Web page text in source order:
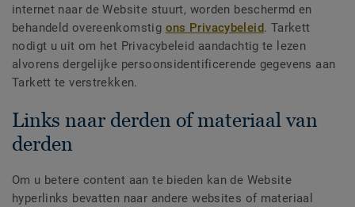
internet naar de Website stuurt, worden beschermd en
behandeld overeenkomstig ons Privacybeleid. Tarkett
nodigt u uit om het Privacybeleid aandachtig te lezen
alvorens dergelijke persoonsidentificerende gegevens aan
Tarkett te verstrekken.
Links naar derden of materiaal van
derden
Om u betere content aan te bieden kan de Website
hyperlinks bevatten naar andere websites of materiaal